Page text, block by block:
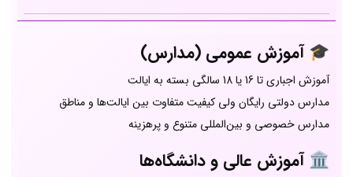
🎓 آموزش عمومی (مدارس)
آموزش اجباری تا 16 یا 18 سالگی بسته به ایالت
مدارس دولتی رایگان ولی کیفیت متفاوت بین ایالت‌ها و مناطق
مدارس خصوصی و بین‌المللی متنوع و پرهزینه
🏛️ آموزش عالی و دانشگاه‌ها